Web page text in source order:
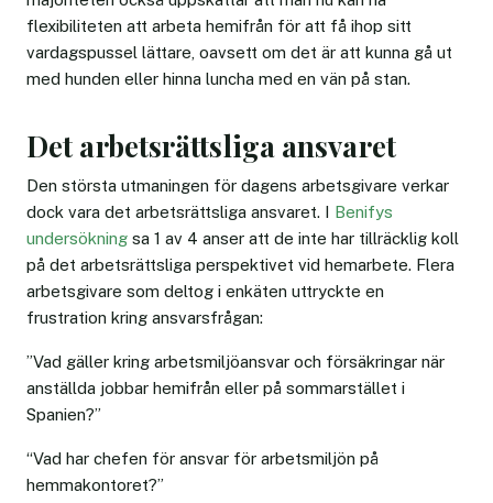
flexibiliteten att arbeta hemifrån för att få ihop sitt
vardagspussel lättare, oavsett om det är att kunna gå ut
med hunden eller hinna luncha med en vän på stan.
Det arbetsrättsliga ansvaret
Den största utmaningen för dagens arbetsgivare verkar
dock vara det arbetsrättsliga ansvaret. I Benifys
undersökning sa 1 av 4 anser att de inte har tillräcklig koll
på det arbetsrättsliga perspektivet vid hemarbete. Flera
arbetsgivare som deltog i enkäten uttryckte en
frustration kring ansvarsfrågan:
”Vad gäller kring arbetsmiljöansvar och försäkringar när
anställda jobbar hemifrån eller på sommarstället i
Spanien?”
“Vad har chefen för ansvar för arbetsmiljön på
hemmakontoret?”